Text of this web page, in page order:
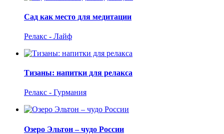
Сад как место для медитации
Релакс - Лайф
Тизаны: напитки для релакса
Релакс - Гурмания
Озеро Эльтон – чудо России